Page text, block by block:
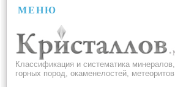
МЕНЮ
Классификация и систематика минералов,
горных пород, окаменелостей, метеоритов